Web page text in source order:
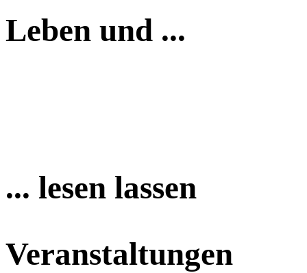
Leben und ...
... lesen lassen
Veranstaltungen